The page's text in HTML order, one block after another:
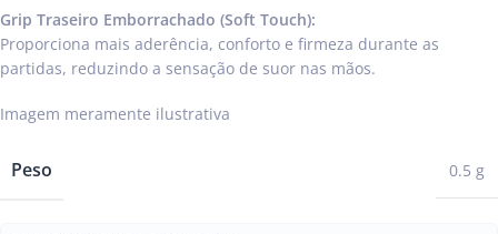
Grip Traseiro Emborrachado (Soft Touch):
Proporciona mais aderência, conforto e firmeza durante as
partidas, reduzindo a sensação de suor nas mãos.
Peso 0.5 g